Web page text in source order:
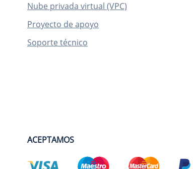
Nube privada virtual (VPC)
Proyecto de apoyo
Soporte técnico
ACEPTAMOS